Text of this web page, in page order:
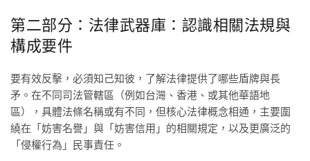
第二部分：法律武器庫：認識相關法規與
構成要件
要有效反擊，必須知己知彼，了解法律提供了哪些盾牌與長
矛。在不同司法管轄區（例如台灣、香港、或其他華語地
區），具體法條名稱或有不同，但核心法律概念相通，主要圍
繞在「妨害名譽」與「妨害信用」的相關規定，以及更廣泛的
「侵權行為」民事責任。